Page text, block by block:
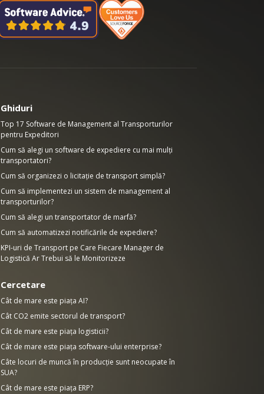
Ghiduri
Top 17 Software de Management al Transporturilor
pentru Expeditori
Cum să alegi un software de expediere cu mai mulți
transportatori?
Cum să organizezi o licitație de transport simplă?
Cum să implementezi un sistem de management al
transporturilor?
Cum să alegi un transportator de marfă?
Cum să automatizezi notificările de expediere?
KPI-uri de Transport pe Care Fiecare Manager de
Logistică Ar Trebui să le Monitorizeze
Cercetare
Cât de mare este piața AI?
Cât CO2 emite sectorul de transport?
Cât de mare este piața logisticii?
Cât de mare este piața software-ului enterprise?
Câte locuri de muncă în producție sunt neocupate în
SUA?
Cât de mare este piața ERP?